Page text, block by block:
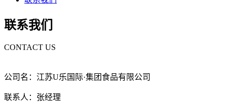
联系我们
CONTACT US
公司名：江苏U乐国际·集团食品有限公司
联系人：张经理